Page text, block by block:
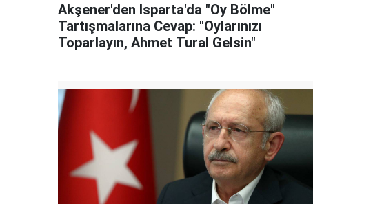
Akşener'den Isparta'da "Oy Bölme"
Tartışmalarına Cevap: "Oylarınızı
Toparlayın, Ahmet Tural Gelsin"